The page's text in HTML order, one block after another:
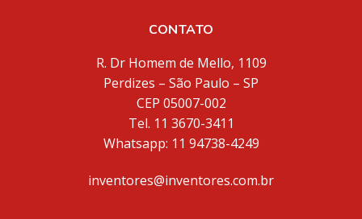
CONTATO
R. Dr Homem de Mello, 1109
Perdizes – São Paulo – SP
CEP 05007-002
Tel. 11 3670-3411
Whatsapp: 11 94738-4249
inventores@inventores.com.br